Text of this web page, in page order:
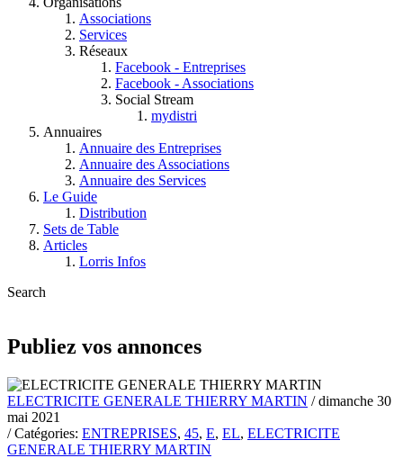
Associations
Services
Réseaux
Facebook - Entreprises
Facebook - Associations
Social Stream
mydistri
Annuaires
Annuaire des Entreprises
Annuaire des Associations
Annuaire des Services
Le Guide
Distribution
Sets de Table
Articles
Lorris Infos
Search
Publiez vos annonces
ELECTRICITE GENERALE THIERRY MARTIN / dimanche 30
mai 2021
/ Catégories: ENTREPRISES, 45, E, EL, ELECTRICITE
GENERALE THIERRY MARTIN